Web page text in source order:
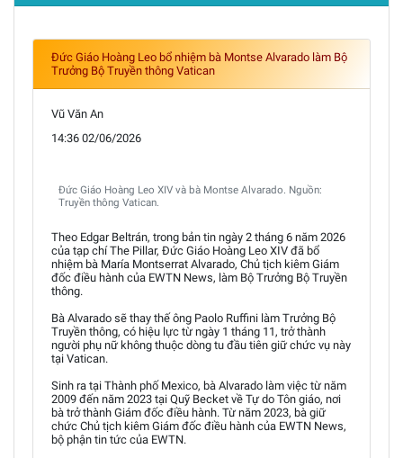
Đức Giáo Hoàng Leo bổ nhiệm bà Montse Alvarado làm Bộ
Trưởng Bộ Truyền thông Vatican
Vũ Văn An
14:36 02/06/2026
Đức Giáo Hoàng Leo XIV và bà Montse Alvarado. Nguồn:
Truyền thông Vatican.
Theo Edgar Beltrán, trong bản tin ngày 2 tháng 6 năm 2026
của tạp chí The Pillar, Đức Giáo Hoàng Leo XIV đã bổ
nhiệm bà María Montserrat Alvarado, Chủ tịch kiêm Giám
đốc điều hành của EWTN News, làm Bộ Trưởng Bộ Truyền
thông.
Bà Alvarado sẽ thay thế ông Paolo Ruffini làm Trưởng Bộ
Truyền thông, có hiệu lực từ ngày 1 tháng 11, trở thành
người phụ nữ không thuộc dòng tu đầu tiên giữ chức vụ này
tại Vatican.
Sinh ra tại Thành phố Mexico, bà Alvarado làm việc từ năm
2009 đến năm 2023 tại Quỹ Becket về Tự do Tôn giáo, nơi
bà trở thành Giám đốc điều hành. Từ năm 2023, bà giữ
chức Chủ tịch kiêm Giám đốc điều hành của EWTN News,
bộ phận tin tức của EWTN.